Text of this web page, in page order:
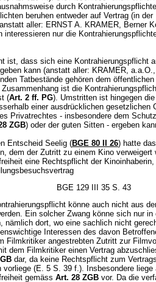
durch
beruhen entweder auf Vertrag (in
aller: ERNST A. KRAMER, Berner
interessieren nur die
ist, dass sich eine Kontrahierungspflicht
kann (anstatt aller: KRAMER,
Tatbestände gehören dem
ist die
(Art. 2 ff. PG). Umstritten ist hingegen
einer ausdrücklichen gesetzlichen
Privatrechtes - insbesondere dem
ZGB) oder der guten Sitten - ergeben
Entscheid Seelig (BGE 80 II 26) hatte
dem der Zutritt zu einem Kino verweigert
eine Rechtspflicht der
BGE 129 III 35 S. 43
könne auch nicht aus
Ein solcher Zwang könne sich nur in
nämlich dort, wo eine sachlich nicht
Interessen des davon
Filmkritiker angestrebten Zutritt zur
dem Filmkritiker einen Vertrag
dar, da keine Rechtspflicht zum
vorliege (E. 5 S. 39 f.). Insbesondere
gemäss Art. 28 ZGB vor. Da die